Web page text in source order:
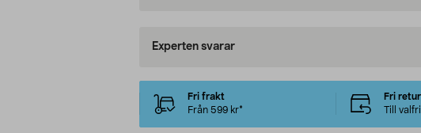
Experten svarar
Fri frakt
Från 599 kr*
Fri retur
Till